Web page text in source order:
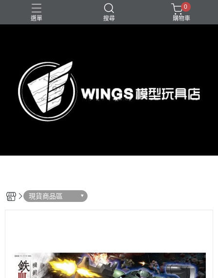
選單 搜尋
0
購物車
現貨商品區